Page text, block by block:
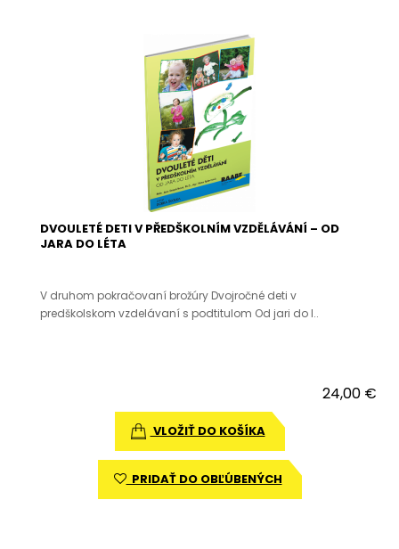
DVOULETÉ DETI V PŘEDŠKOLNÍM VZDĚLÁVÁNÍ – OD
JARA DO LÉTA
V druhom pokračovaní brožúry Dvojročné deti v
predškolskom vzdelávaní s podtitulom Od jari do l..
24,00 €
VLOŽIŤ DO KOŠÍKA
PRIDAŤ DO OBĽÚBENÝCH